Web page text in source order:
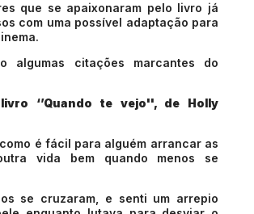
que se apaixonaram pelo livro já
com uma possível adaptação para
algumas citações marcantes do
‘’Quando te vejo'', de Holly
como é fácil para alguém arrancar as
vida bem quando menos se
se cruzaram, e senti um arrepio